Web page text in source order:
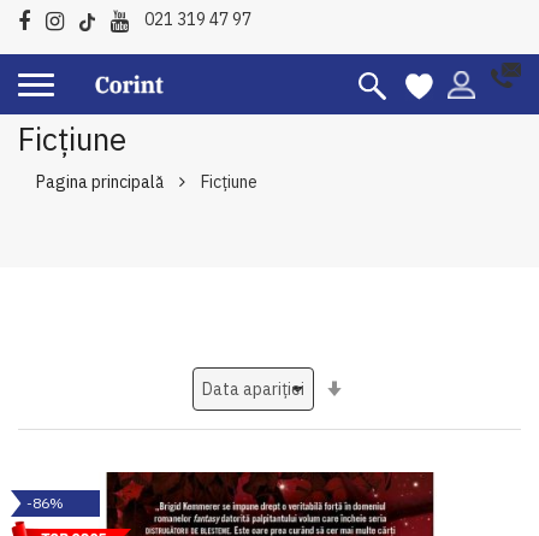
021 319 47 97
Ficțiune
Pagina principală Ficțiune
-86%